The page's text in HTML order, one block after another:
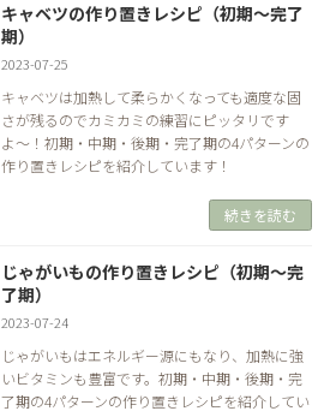
キャベツの作り置きレシピ（初期～完了
期）
2023-07-25
キャベツは加熱して柔らかくなっても適度な固
さが残るのでカミカミの練習にピッタリです
よ〜！初期・中期・後期・完了期の4パターンの
作り置きレシピを紹介しています！
続きを読む
じゃがいもの作り置きレシピ（初期～完
了期）
2023-07-24
じゃがいもはエネルギー源にもなり、加熱に強
いビタミンも豊富です。初期・中期・後期・完
了期の4パターンの作り置きレシピを紹介してい